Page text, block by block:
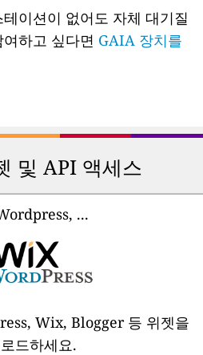
이션이 없어도 자체 대기질
하고 싶다면 GAIA 장치를
및 API 액세스
...
Wix, Blogger 등 위젯을
드하세요.